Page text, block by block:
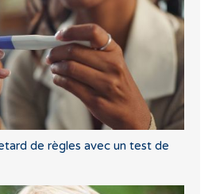
de règles avec un test de